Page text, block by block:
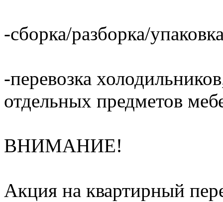
-сборка/разборка/
-перевозка
отдельных предметов
ВНИМАНИЕ!
Акция на квартирный